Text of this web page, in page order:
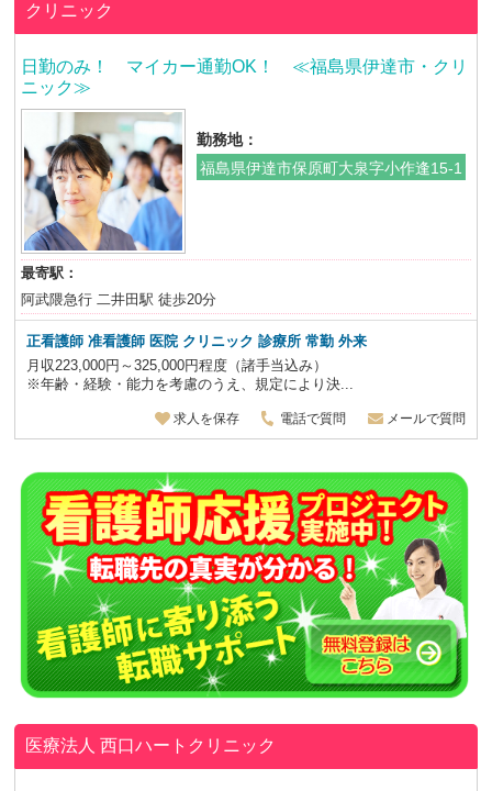
クリニック
日勤のみ！ マイカー通勤OK！ ≪福島県伊達市・クリ
ニック≫
勤務地：
福島県伊達市保原町大泉字小作逢15-1
最寄駅：
阿武隈急行 二井田駅 徒歩20分
正看護師 准看護師 医院 クリニック 診療所 常勤 外来
月収223,000円～325,000円程度（諸手当込み）
※年齢・経験・能力を考慮のうえ、規定により決...
求人を保存 電話で質問 メールで質問
医療法人西口ハートクリニック